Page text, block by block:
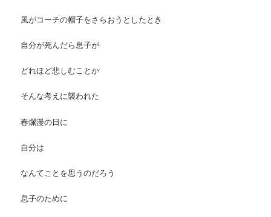
風がコーチの帽子をさらおうとしたとき
自分が死んだら息子が
どれほど悲しむことか
そんな考えに襲われた
春爛漫の日に
自分は
なんてことを思うのだろう
息子のために